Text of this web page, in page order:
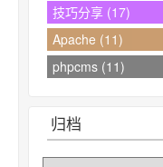
技巧分享 (17)
Apache (11)
phpcms (11)
归档